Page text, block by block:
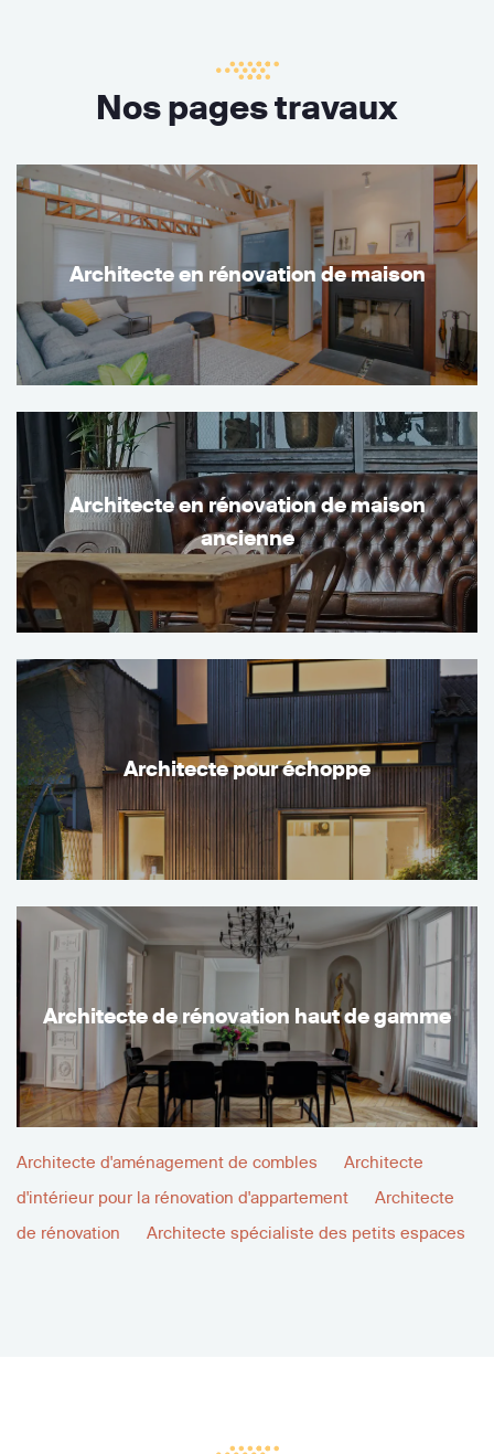
Nos pages travaux
Architecte en rénovation de maison
Architecte en rénovation de maison
ancienne
Architecte pour échoppe
Architecte de rénovation haut de gamme
Architecte d'aménagement de combles
Architecte
d'intérieur pour la rénovation d'appartement
Architecte
de rénovation
Architecte spécialiste des petits espaces